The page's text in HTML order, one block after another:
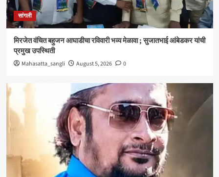
3
क्राईम बेळगाव
आंबोलीत जत्राट येथील बेपत्ता डॉक्टरचा मृतदेह अखेर सापडला
4
सांगली
विद्यावाचस्पती गुरुदेव शंकर अभ्यंकर यांना ‘कलातपस्वी’
सांगली
मिरजेतील आयडियल स्मार्ट स्कूलमध्ये दहावीच्या विद्यार्थी
मंत्रिमंडळाचा पदग्रहण सोहळा
सांगली
मिरजेत वंचित बहुजन आघाडीचा रविवारी भव्य मेळावा ; सुजातभाई आंबेडकर यांची
प्रमुख उपस्थिती
Mahasatta_sangli August 5, 2026 0